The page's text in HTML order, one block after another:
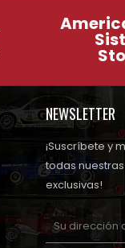
NEWSLETTER
¡Suscríbete y
todas
exclusivas!